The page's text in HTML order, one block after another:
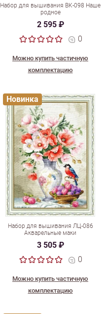
Набор для вышивания ВК-098 Наше
родное
2 595 ₽
0
Можно купить частичную
комплектацию
Набор для вышивания ЛЦ-086
Акварельные маки
3 505 ₽
0
Можно купить частичную
комплектацию
Новинка